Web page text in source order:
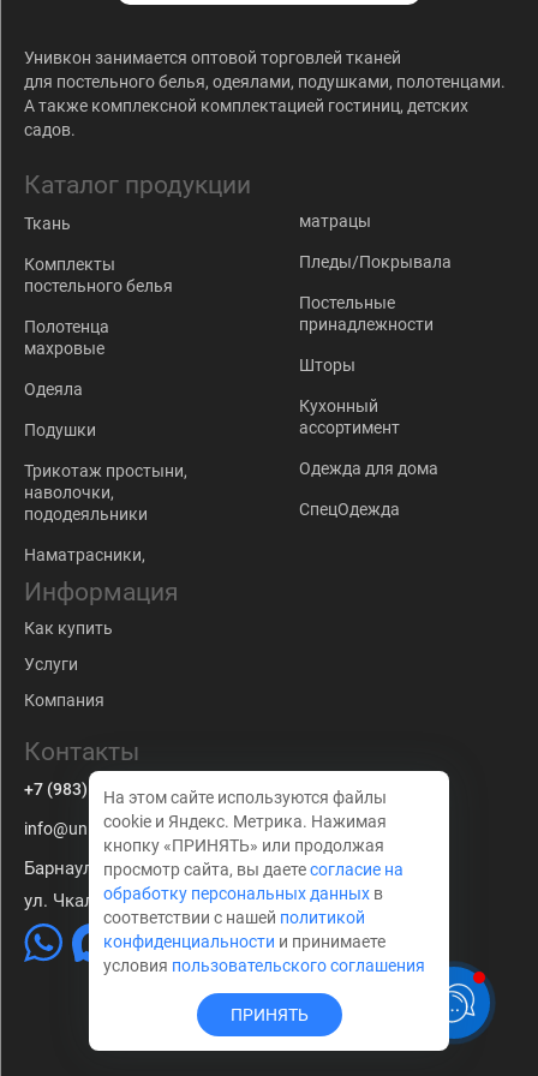
Унивкон занимается оптовой торговлей тканей
для постельного белья, одеялами, подушками, полотенцами.
А также комплексной комплектацией гостиниц, детских
садов.
Каталог продукции
Ткань
Комплекты
постельного белья
Полотенца
махровые
Одеяла
Подушки
Трикотаж простыни,
наволочки,
пододеяльники
Наматрасники,
матрацы
Пледы/Покрывала
Постельные
принадлежности
Шторы
Кухонный
ассортимент
Одежда для дома
СпецОдежда
Информация
Как купить
Услуги
Компания
Контакты
+7 (983) 179-63-67
info@univkon22.ru
Барнаул
ул. Чкалова 210
На этом сайте используются файлы
cookie и Яндекс. Метрика. Нажимая
кнопку «ПРИНЯТЬ» или продолжая
просмотр сайта, вы даетесогласие на
обработку персональных данных в
соответствии с нашей политикой
конфиденциальности и принимаете
условия пользовательского соглашения
ПРИНЯТЬ